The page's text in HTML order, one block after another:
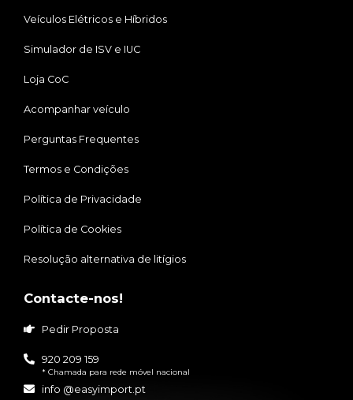
Veículos Elétricos e Híbridos
Simulador de ISV e IUC
Loja CoC
Acompanhar veículo
Perguntas Frequentes
Termos e Condições
Política de Privacidade
Política de Cookies
Resolução alternativa de litígios
Contacte-nos!
Pedir Proposta
920 209 159
* Chamada para rede móvel nacional
info @easyimport.pt